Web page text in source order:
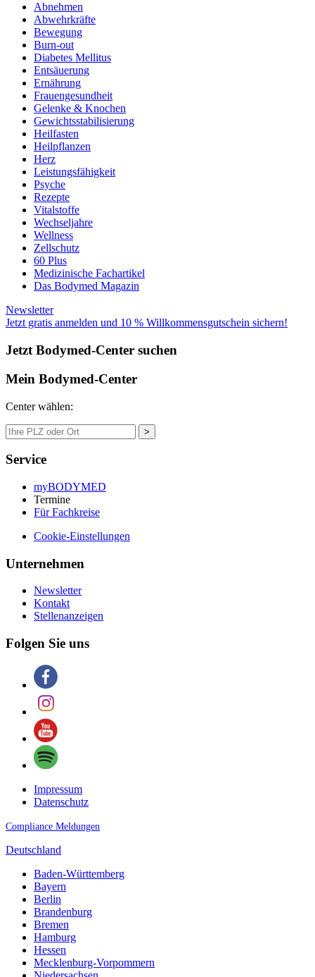
Abnehmen
Abwehrkräfte
Bewegung
Burn-out
Diabetes Mellitus
Entsäuerung
Ernährung
Frauengesundheit
Gelenke & Knochen
Gewichtsstabilisierung
Heilfasten
Heilpflanzen
Herz
Leistungsfähigkeit
Psyche
Rezepte
Vitalstoffe
Wechseljahre
Wellness
Zellschutz
60 Plus
Medizinische Fachartikel
Das Bodymed Magazin
Newsletter
Jetzt gratis anmelden und 10 % Willkommensgutschein sichern!
Jetzt Bodymed-Center suchen
Mein Bodymed-Center
Center wählen:
>
Service
myBODYMED
Termine
Für Fachkreise
Cookie-Einstellungen
Unternehmen
Newsletter
Kontakt
Stellenanzeigen
Folgen Sie uns
Impressum
Datenschutz
Compliance Meldungen
Deutschland
Baden-Württemberg
Bayern
Berlin
Brandenburg
Bremen
Hamburg
Hessen
Mecklenburg-Vorpommern